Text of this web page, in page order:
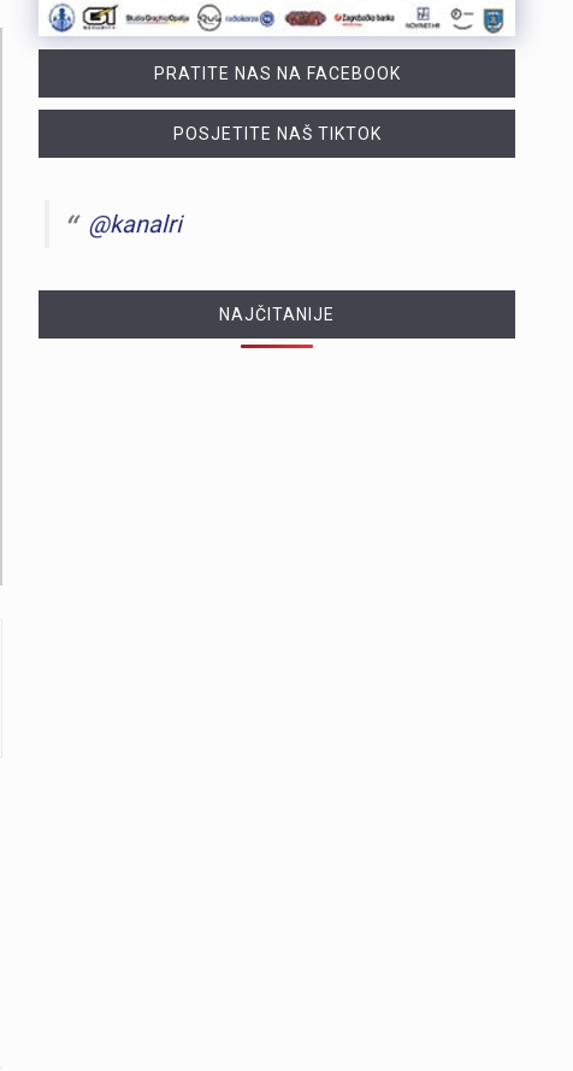
PRATITE NAS NA FACEBOOK
POSJETITE NAŠ TIKTOK
@kanalri
NAJČITANIJE